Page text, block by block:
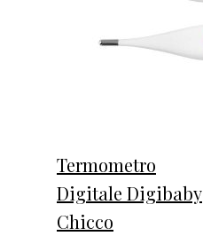
Termometro
Digitale Digibaby
Chicco